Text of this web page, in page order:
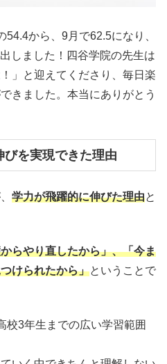
から、9月で62.5になり、
しました！四谷学院の先生は
」と迎えてくださり、毎日楽
きました。本当にありがとう
びを実現できた理由
学力が飛躍的に伸びた理由と
らやり直したから」、「今ま
けられたから」ということで
校3年生までの広い学習範囲